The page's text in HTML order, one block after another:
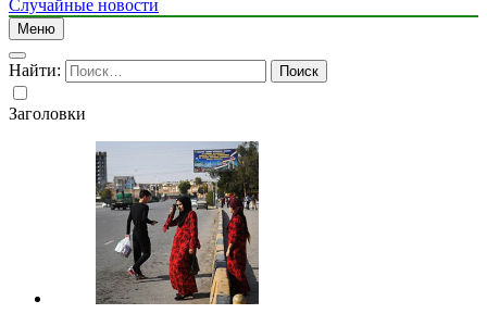
Случайные новости
Меню
Найти:
Заголовки